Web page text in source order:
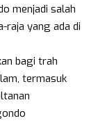
menjadi salah
raja yang ada di
bagi trah
termasuk